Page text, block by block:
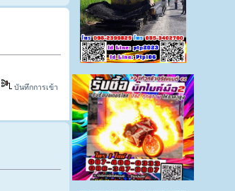
บันทึกการเข้า